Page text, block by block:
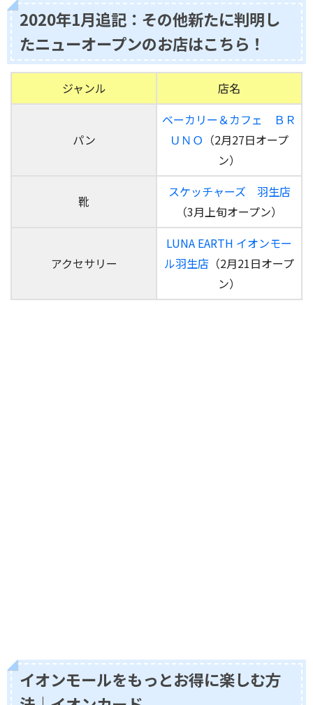
2020年1月追記：その他新たに判明し
たニューオープンのお店はこちら！
ジャンル 店名
パン
ベーカリー＆カフェ ＢＲ
ＵＮＯ （2月27日オープ
ン）
靴
スケッチャーズ 羽生店
（3月上旬オープン）
アクセサリー
LUNA EARTH イオンモー
ル羽生店 （2月21日オープ
ン）
イオンモールをもっとお得に楽しむ方